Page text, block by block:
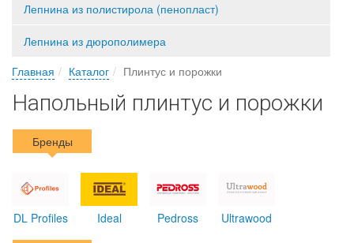
Лепнина из полистирола (пенопласт)
Лепнина из дюрополимера
Главная
Каталог Плинтус и порожки
Напольный плинтус и порожки
Бренды
DL Profiles Ideal Pedross Ultrawood